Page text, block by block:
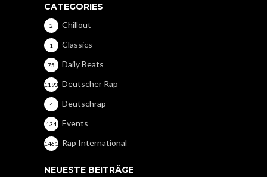
CATEGORIES
Chillout
2
Classics
1
Daily Beats
75
Deutscher Rap
1193
Deutschrap
4
Events
134
Rap International
1461
NEUESTE BEITRÄGE